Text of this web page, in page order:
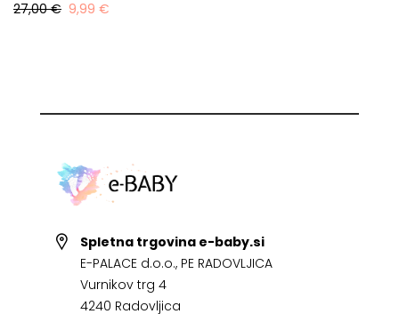
9,99 €
27,00 €
Spletna trgovina e-baby.si
E-PALACE d.o.o., PE RADOVLJICA
Vurnikov trg 4
4240 Radovljica